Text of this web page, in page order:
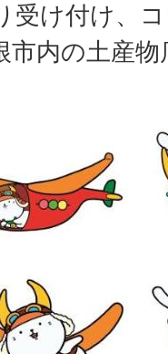
受け付け、
市内の土産